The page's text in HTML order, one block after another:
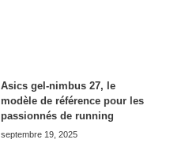
Asics gel-nimbus 27, le
modèle de référence pour les
passionnés de running
septembre 19, 2025